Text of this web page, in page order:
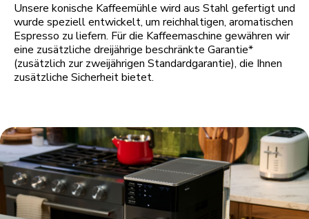
Unsere konische Kaffeemühle wird aus Stahl gefertigt und
wurde speziell entwickelt, um reichhaltigen, aromatischen
Espresso zu liefern. Für die Kaffeemaschine gewähren wir
eine zusätzliche dreijährige beschränkte Garantie*
(zusätzlich zur zweijährigen Standardgarantie), die Ihnen
zusätzliche Sicherheit bietet.